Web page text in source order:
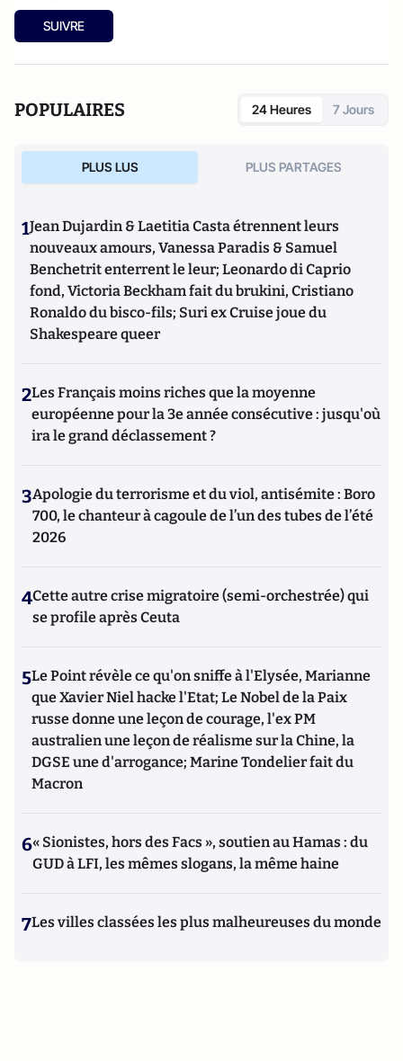
SUIVRE
POPULAIRES 24 Heures 7 Jours
PLUS LUS PLUS PARTAGES
1Jean Dujardin & Laetitia Casta étrennent leurs
nouveaux amours, Vanessa Paradis & Samuel
Benchetrit enterrent le leur; Leonardo di Caprio
fond, Victoria Beckham fait du brukini, Cristiano
Ronaldo du bisco-fils; Suri ex Cruise joue du
Shakespeare queer
2Les Français moins riches que la moyenne
européenne pour la 3e année consécutive : jusqu'où
ira le grand déclassement ?
3Apologie du terrorisme et du viol, antisémite : Boro
700, le chanteur à cagoule de l’un des tubes de l’été
2026
4Cette autre crise migratoire (semi-orchestrée) qui
se profile après Ceuta
5Le Point révèle ce qu'on sniffe à l'Elysée, Marianne
que Xavier Niel hacke l'Etat; Le Nobel de la Paix
russe donne une leçon de courage, l'ex PM
australien une leçon de réalisme sur la Chine, la
DGSE une d'arrogance; Marine Tondelier fait du
Macron
6« Sionistes, hors des Facs », soutien au Hamas : du
GUD à LFI, les mêmes slogans, la même haine
7Les villes classées les plus malheureuses du monde